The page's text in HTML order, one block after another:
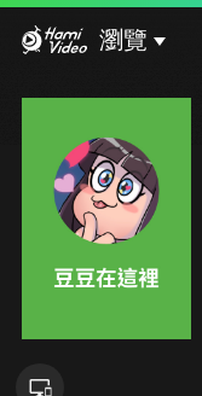
瀏覽